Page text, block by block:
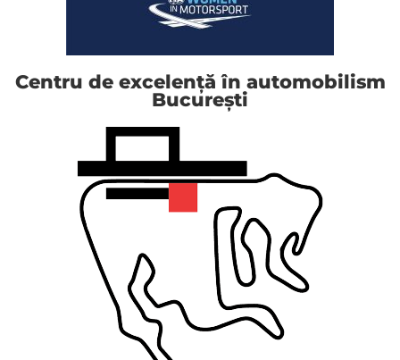
Centru de excelență în automobilism
București